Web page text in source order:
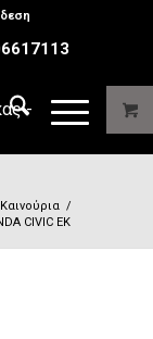
/
CIVIC EK